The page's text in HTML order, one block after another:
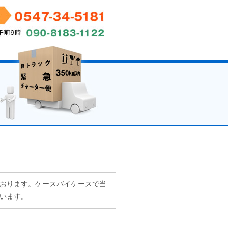
ります。ケースバイケースで当
ます。